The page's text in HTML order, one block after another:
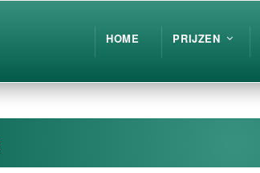
HOME PRIJZEN